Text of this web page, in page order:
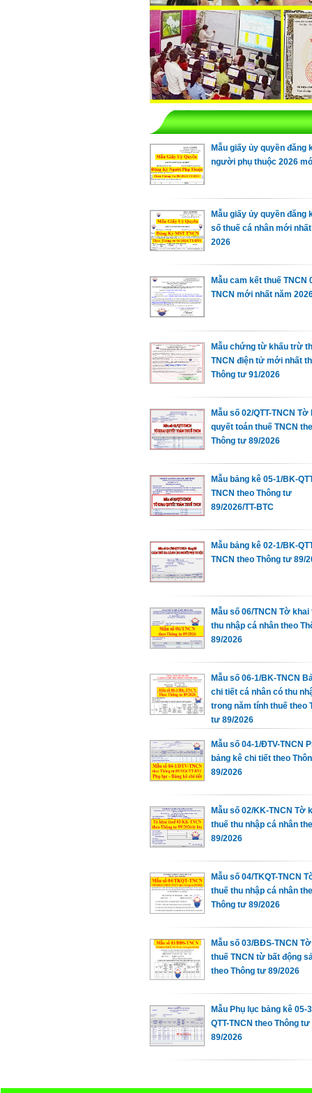
Mẫu giấy ủy quyền đăng
người phụ thuộc 2026
Mẫu giấy ủy quyền đăng
số thuế cá nhân mới
2026
Mẫu cam kết thuế TNCN
TNCN mới nhất năm
Mẫu chứng từ khấu trừ
TNCN điện tử mới nhất
Thông tư 91/2026
Mẫu số 02/QTT-TNCN Tờ
quyết toán thuế TNCN
Thông tư 89/2026
Mẫu bảng kê 05-1/BK-
TNCN theo Thông tư
89/2026/TT-BTC
Mẫu bảng kê 02-1/BK-
TNCN theo Thông tư 89/
Mẫu số 06/TNCN Tờ khai
thu nhập cá nhân theo
89/2026
Mẫu số 06-1/BK-TNCN
chi tiết cá nhân có thu
trong năm tính thuế theo
tư 89/2026
Mẫu số 04-1/ĐTV-TNCN
bảng kê chi tiết theo
89/2026
Mẫu số 02/KK-TNCN Tờ
thuế thu nhập cá nhân
89/2026
Mẫu số 04/TKQT-TNCN
thuế thu nhập cá nhân
Thông tư 89/2026
Mẫu số 03/BĐS-TNCN
thuế TNCN từ bất động
theo Thông tư 89/2026
Mẫu Phụ lục bảng kê 05-
QTT-TNCN theo Thông tư
89/2026